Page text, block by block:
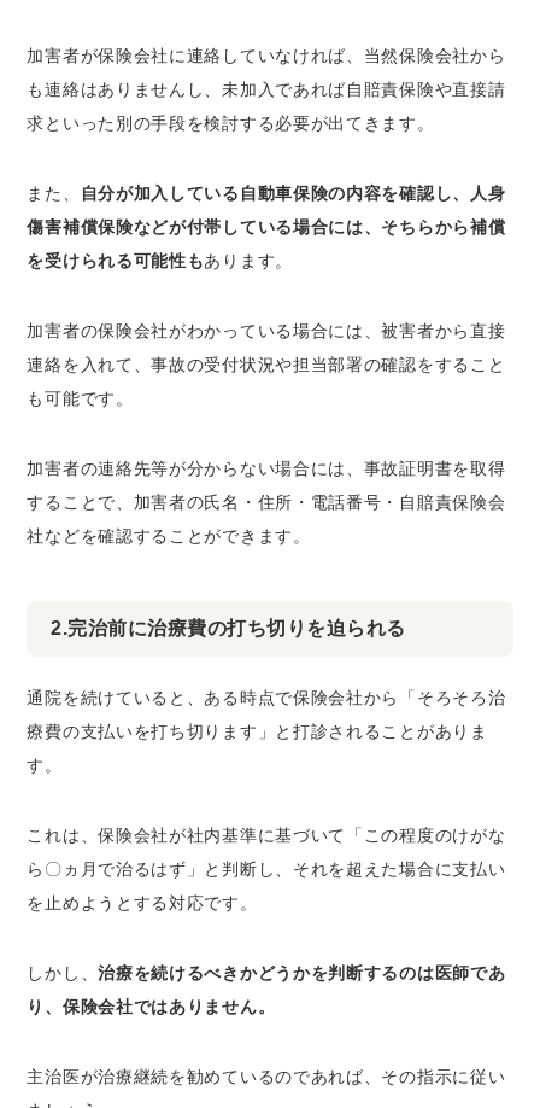
加害者が保険会社に連絡していなければ、当然保険会社から
も連絡はありませんし、未加入であれば自賠責保険や直接請
求といった別の手段を検討する必要が出てきます。
また、
自分が加入している自動車保険の内容を確認し、人身
傷害補償保険などが付帯している場合には、そちらから補償
を受けられる可能性もあります。
加害者の保険会社がわかっている場合には、被害者から直接
連絡を入れて、事故の受付状況や担当部署の確認をすること
も可能です。
加害者の連絡先等が分からない場合には、事故証明書を取得
することで、加害者の氏名・住所・電話番号・自賠責保険会
社などを確認することができます。
2.完治前に治療費の打ち切りを迫られる
通院を続けていると、ある時点で保険会社から「そろそろ治
療費の支払いを打ち切ります」と打診されることがありま
す。
これは、保険会社が社内基準に基づいて「この程度のけがな
ら〇ヵ月で治るはず」と判断し、それを超えた場合に支払い
を止めようとする対応です。
しかし、治療を続けるべきかどうかを判断するのは医師であ
り、保険会社ではありません。
主治医が治療継続を勧めているのであれば、その指示に従い